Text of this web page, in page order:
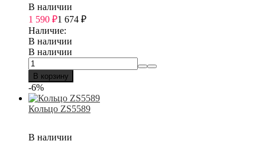
В наличии
1 590 ₽1 674 ₽
Наличие:
В наличии
В наличии
В корзину
-6%
Кольцо ZS5589
В наличии